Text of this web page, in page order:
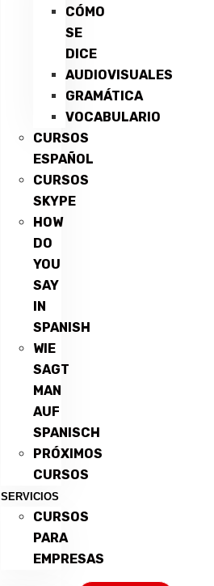
CÓMO
SE
DICE
AUDIOVISUALES
GRAMÁTICA
VOCABULARIO
CURSOS
ESPAÑOL
CURSOS
SKYPE
HOW
DO
YOU
SAY
IN
SPANISH
WIE
SAGT
MAN
AUF
SPANISCH
PRÓXIMOS
CURSOS
SERVICIOS
CURSOS
PARA
EMPRESAS